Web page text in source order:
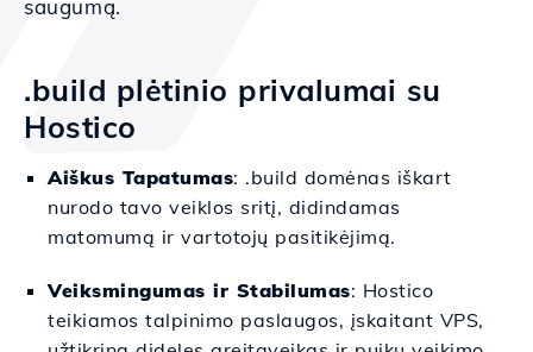
saugumą.
.build plėtinio privalumai su
Hostico
Aiškus Tapatumas: .build domėnas iškart
nurodo tavo veiklos sritį, didindamas
matomumą ir vartotojų pasitikėjimą.
Veiksmingumas ir Stabilumas: Hostico
teikiamos talpinimo paslaugos, įskaitant VPS,